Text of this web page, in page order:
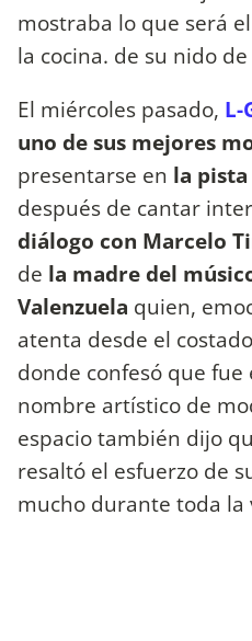
mostraba lo que será
la cocina. de su nido
El miércoles pasado, L-
uno de sus mejores
presentarse en la
después de cantar
diálogo con Marcelo
de la madre del
Valenzuela quien,
atenta desde el
donde confesó que
nombre artístico de
espacio también dijo
resaltó el esfuerzo de
mucho durante toda la